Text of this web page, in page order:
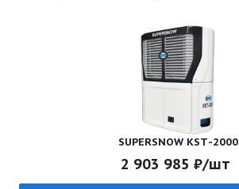
SUPERSNOW KSТ-2000
2 903 985 ₽/шт